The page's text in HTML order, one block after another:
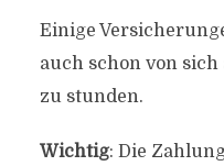
Einige
auch schon von sich
zu stunden.
Wichtig: Die